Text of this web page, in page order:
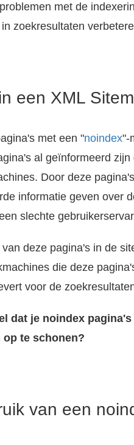
met de
zoekresultaten
een XML
met een "noindex"-
al geïnformeerd
Door deze
informatie geven over
slechte
deze pagina's in de
die deze
voor de
dat je noindex
te schonen?
van een